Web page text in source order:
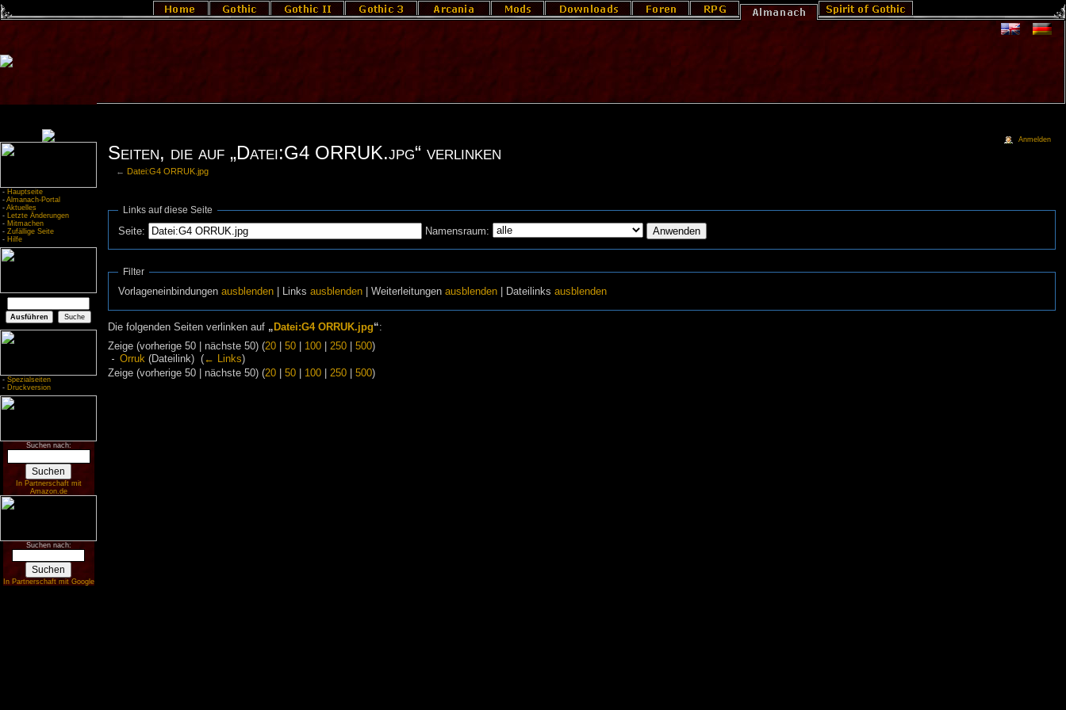
- Hauptseite
- Almanach-Portal
- Aktuelles
- Letzte Änderungen
- Mitmachen
- Zufällige Seite
- Hilfe
- Spezialseiten
- Druckversion
Suchen nach:
In Partnerschaft mit
Amazon.de
Suchen nach:
In Partnerschaft mit Google
Seiten, die auf „Datei:G4 ORRUK.jpg“ verlinken
← Datei:G4 ORRUK.jpg
Links auf diese Seite
Seite:
Namensraum:
Filter
Vorlageneinbindungenausblenden | Linksausblenden | Weiterleitungenausblenden | Dateilinksausblenden
Die folgenden Seiten verlinken auf „ Datei:G4 ORRUK.jpg“:
Zeige (vorherige 50 | nächste 50) (20| 50| 100| 250| 500)
Orruk (Dateilink) ‎ (← Links)
Zeige (vorherige 50 | nächste 50) (20| 50| 100| 250| 500)
Anmelden